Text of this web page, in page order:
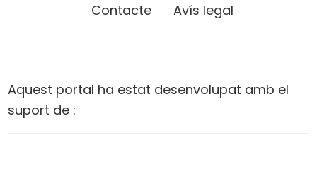
Contacte Avís legal
Aquest portal ha estat desenvolupat amb el
suport de :